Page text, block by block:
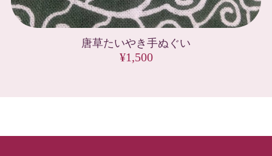
唐草たいやき手ぬぐい
¥1,500